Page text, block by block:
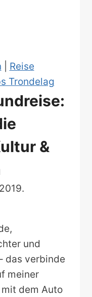
Reise
Trondelag
&
19.
und
das verbinde
meiner
dem Auto